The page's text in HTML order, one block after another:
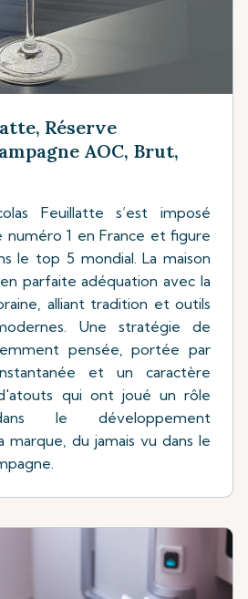
Réserve
AOC, Brut,
Feuillatte s’est imposé
numéro 1 en France et figure
le top 5 mondial. La maison
parfaite adéquation avec la
alliant tradition et outils
Une stratégie de
pensée, portée par
et un caractère
qui ont joué un rôle
le développement
marque, du jamais vu dans le